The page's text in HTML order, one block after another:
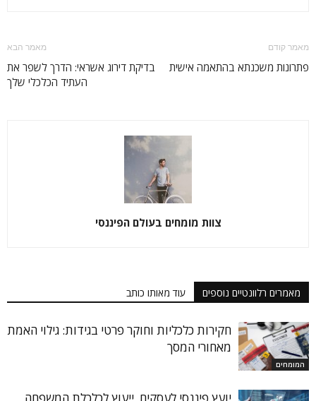
מאמר קודם
פתרונות משכנתא בהתאמה אישית
מאמר הבא
בדיקת דירוג אשראי: הדרך לשפר את
העתיד הכלכלי שלך
צוות מומחים בעולם הפיננסי
מאמרים רלוונטיים נוספים עוד מאותו כותב
המומחים
חקירות כלכליות וחוקר פרטי בגידות: גילוי האמת
מאחורי המסך